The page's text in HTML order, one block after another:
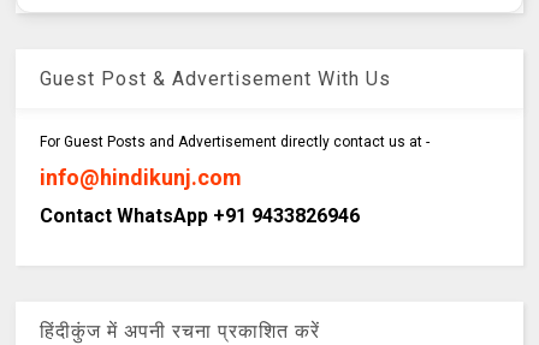
Guest Post & Advertisement With Us
For Guest Posts and Advertisement directly contact us at -
info@hindikunj.com
Contact WhatsApp +91 9433826946
हिंदीकुंज में अपनी रचना प्रकाशित करें